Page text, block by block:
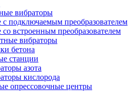
вибраторы
подключаемым преобразователем
встроенным преобразователем
вибраторы
бетона
станции
азота
кислорода
опрессовочные центры